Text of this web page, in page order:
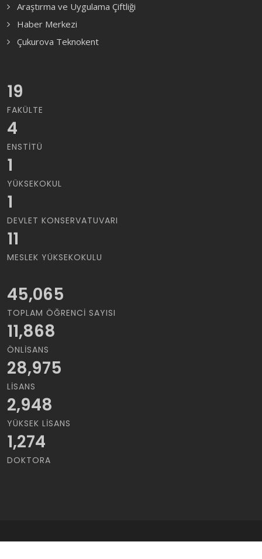
Araştırma ve Uygulama Çiftliği
Haber Merkezi
Çukurova Teknokent
19
FAKÜLTE
4
ENSTITÜ
1
YÜKSEKOKUL
1
DEVLET KONSERVATUVARI
11
MESLEK YÜKSEKOKULU
45,065
TOPLAM ÖĞRENCI SAYISI
11,868
ÖNLISANS
28,975
LISANS
2,948
YÜKSEK LISANS
1,274
DOKTORA